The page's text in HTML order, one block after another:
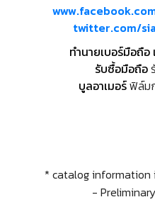
twitter.com/
ทำนายเบอร์มือถือ
รับซื้อมือถือ
บูลอาเมอร์ฟิล์ม
* catalog information
-